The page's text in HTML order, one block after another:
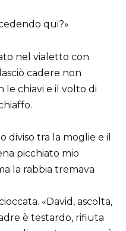
qui?»
nel vialetto con
cadere non
le chiavi e il volto di
diviso tra la moglie e il
picchiato mio
la rabbia tremava
«David, ascolta,
è testardo, rifiuta